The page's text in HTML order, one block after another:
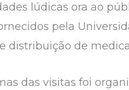
lúdicas ora ao
pela
distribuição de
das visitas foi